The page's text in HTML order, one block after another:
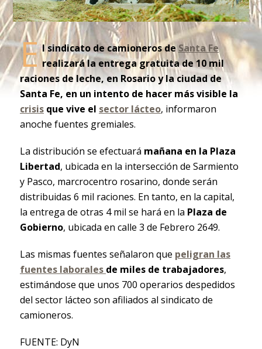
E l sindicato de camioneros deSanta Fe
realizará la entrega gratuita de 10 mil
raciones de leche, en Rosario y la ciudad de
Santa Fe, en un intento de hacer más visible la
crisisque vive el sector lácteo, informaron
anoche fuentes gremiales.
La distribución se efectuará mañana en la Plaza
Libertad, ubicada en la intersección de Sarmiento
y Pasco, marcrocentro rosarino, donde serán
distribuidas 6 mil raciones. En tanto, en la capital,
la entrega de otras 4 mil se hará en la Plaza de
Gobierno, ubicada en calle 3 de Febrero 2649.
Las mismas fuentes señalaron que peligran las
fuentes laborales de miles de trabajadores,
estimándose que unos 700 operarios despedidos
del sector lácteo son afiliados al sindicato de
camioneros.
FUENTE: DyN